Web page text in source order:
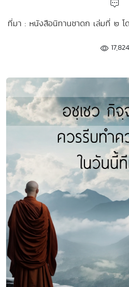
ที่มา : หนังสือนิทานชาดก เล่มที่ ๒ โ
17,824